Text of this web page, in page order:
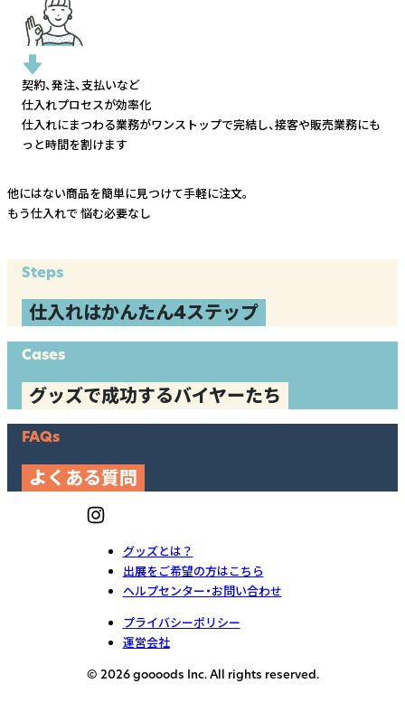
契約、発注、支払いなど
仕入れプロセスが効率化
仕入れにまつわる業務がワンストップで完結し、接客や販売業務にも
っと時間を割けます
他にはない商品を簡単に見つけて手軽に注文。
もう仕入れで 悩む必要なし
Steps
仕入れはかんたん4ステップ
Cases
グッズで成功するバイヤーたち
FAQs
よくある質問
グッズとは？
出展をご希望の方はこちら
ヘルプセンター・お問い合わせ
プライバシーポリシー
運営会社
© 2026 goooods Inc. All rights reserved.